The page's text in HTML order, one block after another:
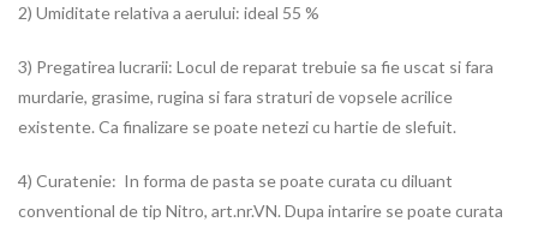
2) Umiditate relativa a aerului: ideal 55 %
3) Pregatirea lucrarii: Locul de reparat trebuie sa fie uscat si fara
murdarie, grasime, rugina si fara straturi de vopsele acrilice
existente. Ca finalizare se poate netezi cu hartie de slefuit.
4) Curatenie: In forma de pasta se poate curata cu diluant
conventional de tip Nitro, art.nr.VN. Dupa intarire se poate curata